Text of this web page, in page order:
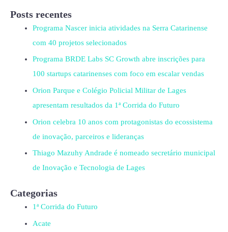
Posts recentes
Programa Nascer inicia atividades na Serra Catarinense
com 40 projetos selecionados
Programa BRDE Labs SC Growth abre inscrições para
100 startups catarinenses com foco em escalar vendas
Orion Parque e Colégio Policial Militar de Lages
apresentam resultados da 1ª Corrida do Futuro
Orion celebra 10 anos com protagonistas do ecossistema
de inovação, parceiros e lideranças
Thiago Mazuhy Andrade é nomeado secretário municipal
de Inovação e Tecnologia de Lages
Categorias
1ª Corrida do Futuro
Acate